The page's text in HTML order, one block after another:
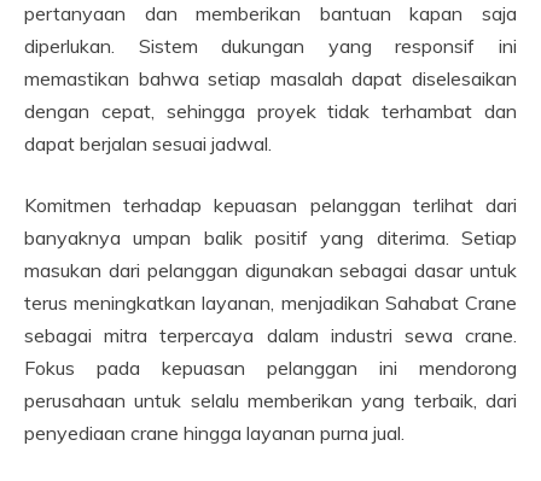
pertanyaan dan memberikan bantuan kapan saja
diperlukan. Sistem dukungan yang responsif ini
memastikan bahwa setiap masalah dapat diselesaikan
dengan cepat, sehingga proyek tidak terhambat dan
dapat berjalan sesuai jadwal.
Komitmen terhadap kepuasan pelanggan terlihat dari
banyaknya umpan balik positif yang diterima. Setiap
masukan dari pelanggan digunakan sebagai dasar untuk
terus meningkatkan layanan, menjadikan Sahabat Crane
sebagai mitra terpercaya dalam industri sewa crane.
Fokus pada kepuasan pelanggan ini mendorong
perusahaan untuk selalu memberikan yang terbaik, dari
penyediaan crane hingga layanan purna jual.